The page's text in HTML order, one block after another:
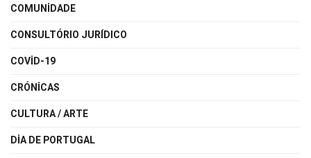
COMUNIDADE
CONSULTÓRIO JURÍDICO
COVID-19
CRÓNICAS
CULTURA / ARTE
DIA DE PORTUGAL